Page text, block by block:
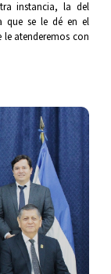
instancia, la del
que se le dé en el
le atenderemos con